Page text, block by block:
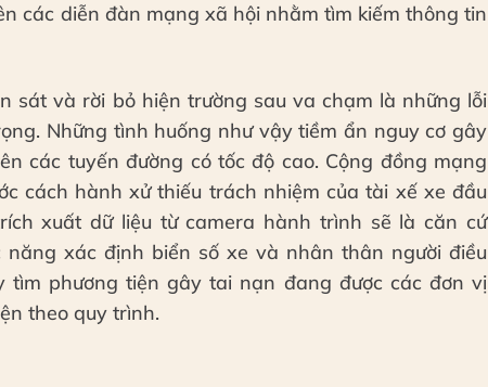
các diễn đàn mạng xã hội nhằm tìm kiếm thông tin
sát và rời bỏ hiện trường sau va chạm là những lỗi
Những tình huống như vậy tiềm ẩn nguy cơ gây
các tuyến đường có tốc độ cao. Cộng đồng mạng
cách hành xử thiếu trách nhiệm của tài xế xe đầu
xuất dữ liệu từ camera hành trình sẽ là căn cứ
xác định biển số xe và nhân thân người điều
tìm phương tiện gây tai nạn đang được các đơn vị
theo quy trình.